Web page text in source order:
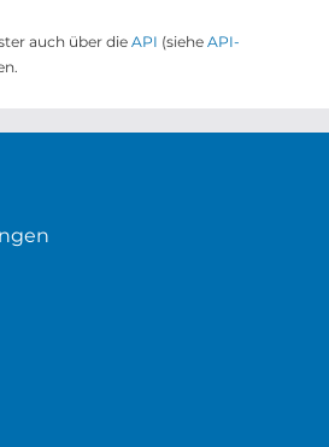
auch über die API (siehe API-